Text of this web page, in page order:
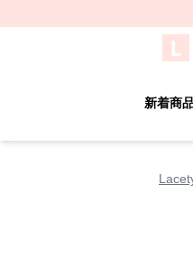
新着商